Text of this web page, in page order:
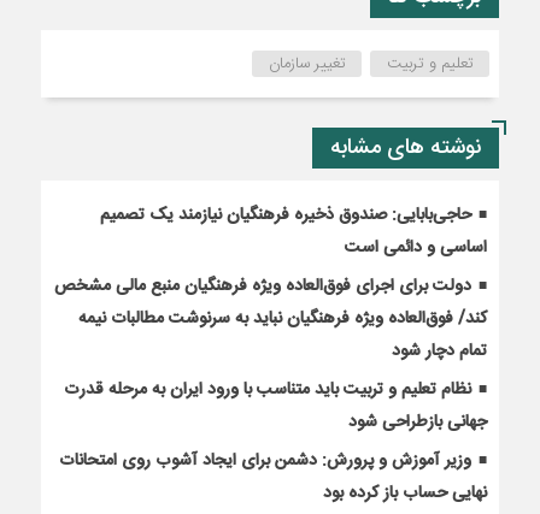
تعلیم و تربیت تغییر سازمان
نوشته های مشابه
حاجی‌بابایی: صندوق ذخیره فرهنگیان نیازمند یک تصمیم
اساسی و دائمی است
دولت برای اجرای فوق‌العاده ویژه فرهنگیان منبع مالی مشخص
کند/ فوق‌العاده ویژه فرهنگیان نباید به سرنوشت مطالبات نیمه‌
تمام دچار شود
نظام تعلیم و تربیت باید متناسب با ورود ایران به مرحله قدرت
جهانی بازطراحی شود
وزیر آموزش و پرورش: دشمن برای ایجاد آشوب روی امتحانات
نهایی حساب باز کرده بود